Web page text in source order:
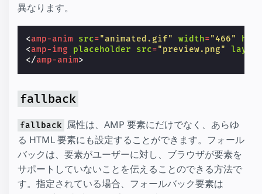
異なります。
<amp-anim src="animated.gif" width="466"
<amp-img placeholder src="preview.png"
</amp-anim>
fallback
fallback
属性は、AMP 要素にだけでなく、あらゆ
る HTML 要素にも設定することができます。フォール
バックは、要素がユーザーに対し、ブラウザが要素を
サポートしていないことを伝えることのできる方法で
す。指定されている場合、フォールバック要素は